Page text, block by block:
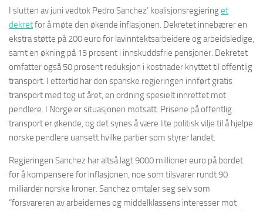
I slutten av juni vedtok Pedro Sanchez’ koalisjonsregjeringet
dekretfor å møte den økende inflasjonen. Dekretet innebærer en
ekstra støtte på 200 euro for lavinntektsarbeidere og arbeidsledige,
samt en økning på 15 prosent i innskuddsfrie pensjoner. Dekretet
omfatter også 50 prosent reduksjon i kostnader knyttet til offentlig
transport. I ettertid har den spanske regjeringen innført gratis
transport med tog ut året, en ordning spesielt innrettet mot
pendlere. I Norge er situasjonen motsatt. Prisene på offentlig
transport er økende, og det synes å være lite politisk vilje til å hjelpe
norske pendlere uansett hvilke partier som styrer landet.
Regjeringen Sanchez har altså lagt 9000 millioner euro på bordet
for å kompensere for inflasjonen, noe som tilsvarer rundt 90
milliarder norske kroner. Sanchez omtaler seg selv som
“forsvareren av arbeidernes og middelklassens interesser mot